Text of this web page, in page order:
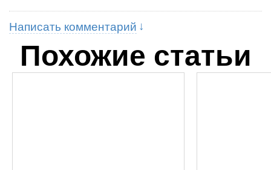
Написать комментарий
Похожие статьи